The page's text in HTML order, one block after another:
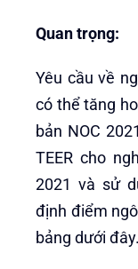
Quan trọng:
Yêu cầu về
có thể tăng
bản NOC
TEER cho
2021 và sử
định điểm
bảng dưới đây.